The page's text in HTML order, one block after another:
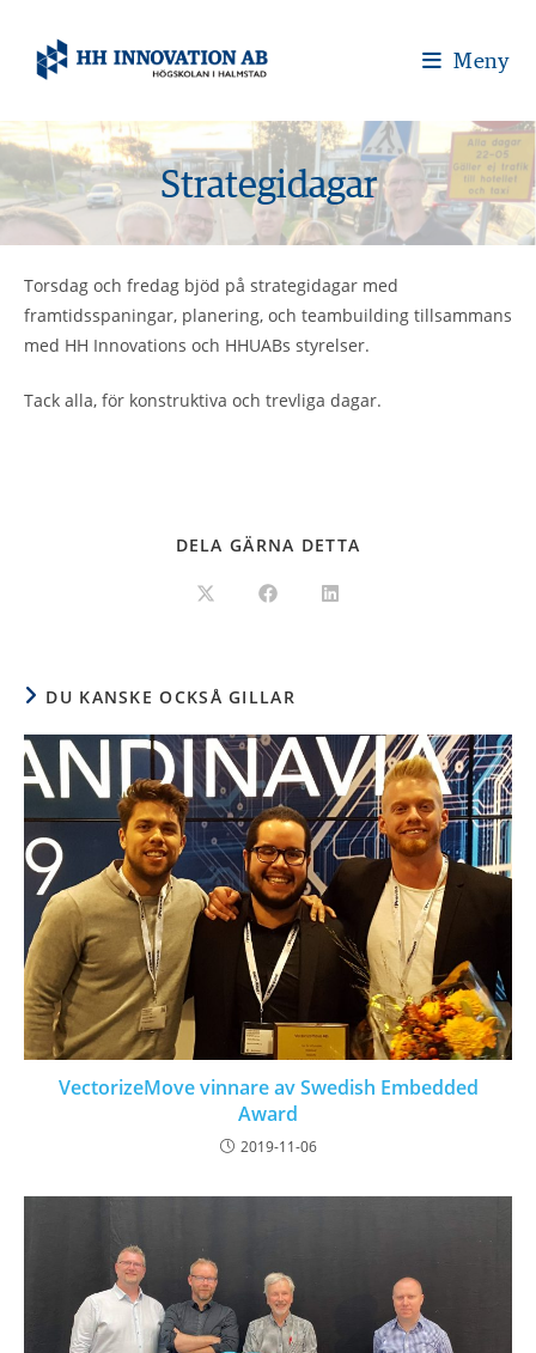
Meny
Strategidagar
Torsdag och fredag bjöd på strategidagar med
framtidsspaningar, planering, och teambuilding tillsammans
med HH Innovations och HHUABs styrelser.
Tack alla, för konstruktiva och trevliga dagar.
DELA GÄRNA DETTA
DU KANSKE OCKSÅ GILLAR
VectorizeMove vinnare av Swedish Embedded
Award
2019-11-06